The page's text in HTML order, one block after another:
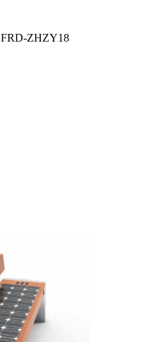
FRD-ZHZY18